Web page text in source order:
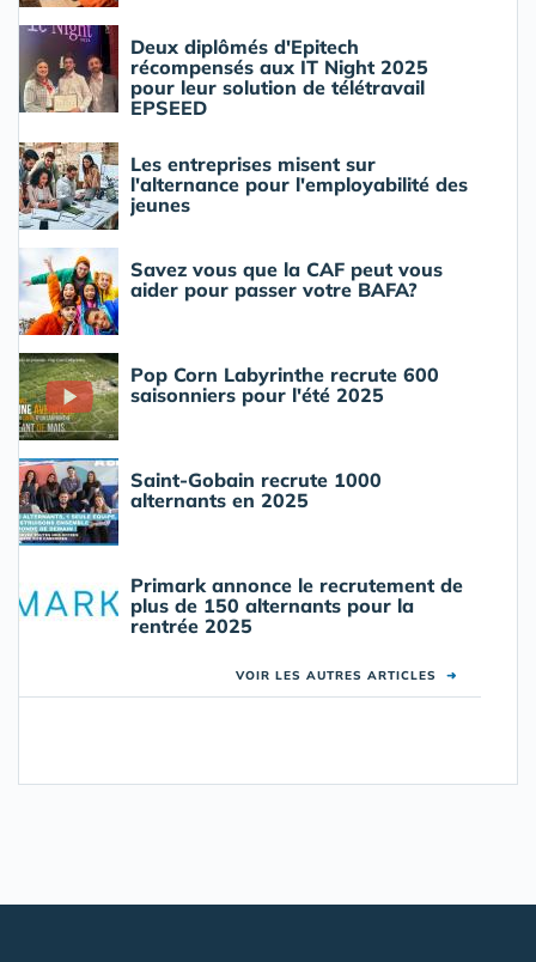
Deux diplômés d'Epitech
récompensés aux IT Night 2025
pour leur solution de télétravail
EPSEED
Les entreprises misent sur
l'alternance pour l'employabilité des
jeunes
Savez vous que la CAF peut vous
aider pour passer votre BAFA?
Pop Corn Labyrinthe recrute 600
saisonniers pour l'été 2025
Saint-Gobain recrute 1000
alternants en 2025
Primark annonce le recrutement de
plus de 150 alternants pour la
rentrée 2025
VOIR LES AUTRES ARTICLES ➜